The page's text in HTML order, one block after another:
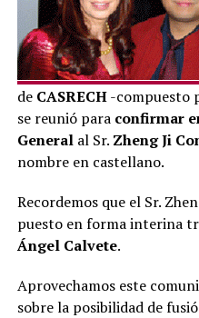
de CASRECH-compuesto
se reunió para confirmar
General al Sr. Zheng Ji
nombre en castellano.
Recordemos que el Sr.
puesto en forma interina
Ángel Calvete.
Aprovechamos este
sobre la posibilidad de